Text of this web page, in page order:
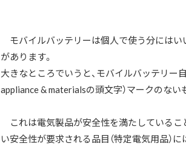
モバイルバッテリーは個人で使う分にはい
があります。
大きなところでいうと、モバイルバッテリー
appliance & materialsの頭文字）マークのない
これは電気製品が安全性を満たしているこ
い安全性が要求される品目（特定電気用品）